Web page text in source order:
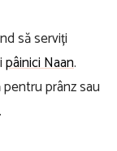
să serviți
pâinici Naan.
prânz sau